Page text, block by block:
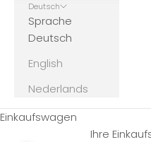
Deutsch
Sprache
Deutsch
English
Nederlands
Einkaufswagen
Ihre